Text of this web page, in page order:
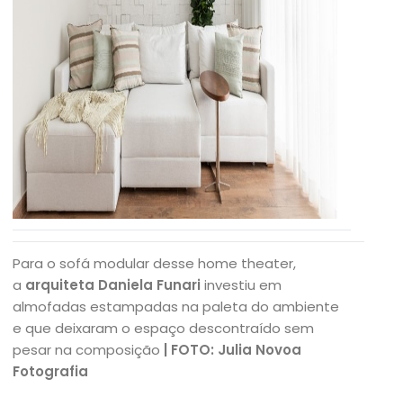
Para o sofá modular desse home theater,
a arquiteta Daniela Funari investiu em
almofadas estampadas na paleta do ambiente
e que deixaram o espaço descontraído sem
pesar na composição
| FOTO: Julia Novoa
Fotografia